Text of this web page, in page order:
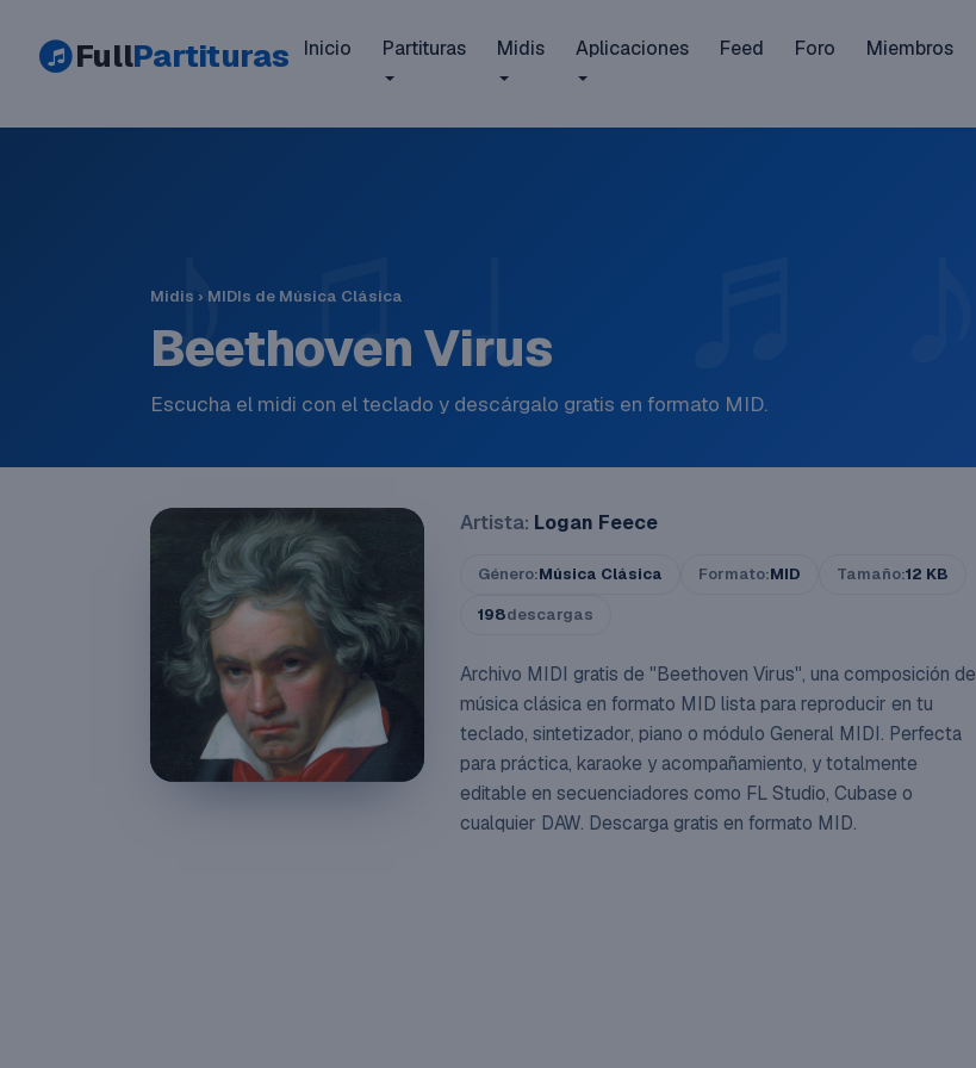
FullPartituras Inicio Partituras Midis Aplicaciones Feed Foro Miembros
Midis › MIDIs de Música Clásica
Beethoven Virus
Escucha el midi con el teclado y descárgalo gratis en formato MID.
Artista: Logan Feece
Género:Música Clásica Formato:MID Tamaño:12 KB
198descargas
Archivo MIDI gratis de "Beethoven Virus", una composición de
música clásica en formato MID lista para reproducir en tu
teclado, sintetizador, piano o módulo General MIDI. Perfecta
para práctica, karaoke y acompañamiento, y totalmente
editable en secuenciadores como FL Studio, Cubase o
cualquier DAW. Descarga gratis en formato MID.